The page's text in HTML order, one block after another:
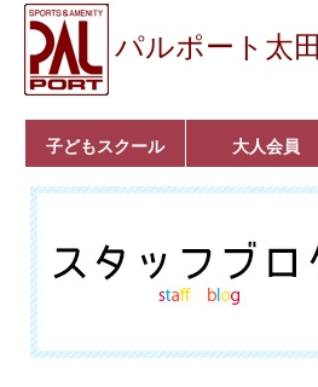
パルポート太田
子どもスクール
ベビーコース
幼児コース
小学生コース
育成コース
選手コース
キッズパーク(体操教
室)
クラシックバレエ
ボルダリング
■入会案内
大人会員
いきいきコース
トライアスロン
フィットネス
■入会案内